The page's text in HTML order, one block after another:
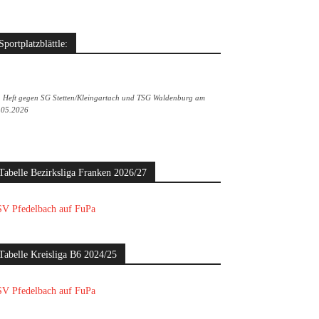
Sportplatzblättle:
Heft gegen SG Stetten/Kleingartach und TSG Waldenburg am
Bezirksliga Franken 2026/27
Pfedelbach auf FuPa
Kreisliga B6 2024/25
Pfedelbach auf FuPa